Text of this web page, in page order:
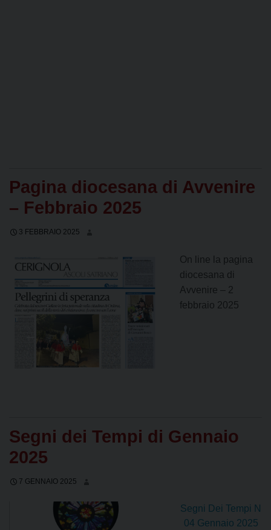
Pagina diocesana di Avvenire
– Febbraio 2025
3 FEBBRAIO 2025
On line la pagina
diocesana di
Avvenire – 2
febbraio 2025
Segni dei Tempi di Gennaio
2025
7 GENNAIO 2025
Segni Dei Tempi N
04 Gennaio 2025